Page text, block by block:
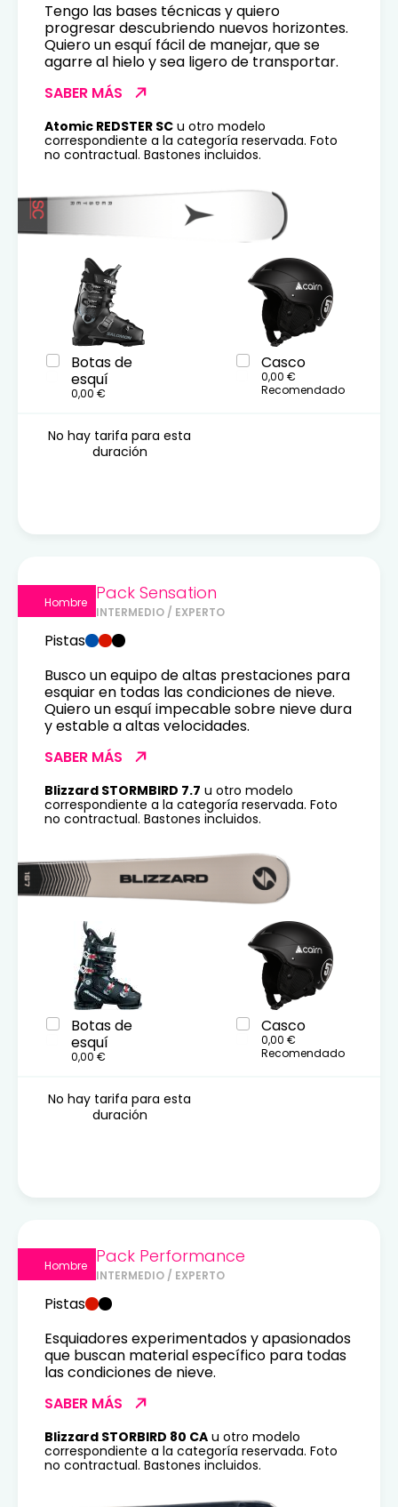
Tengo las bases técnicas y quiero
progresar descubriendo nuevos horizontes.
Quiero un esquí fácil de manejar, que se
agarre al hielo y sea ligero de transportar.
SABER MÁS
Atomic REDSTER SC u otro modelo
correspondiente a la categoría reservada. Foto
no contractual. Bastones incluidos.
Botas de
esquí
0,00 €
Casco
0,00 €
Recomendado
No hay tarifa para esta
duración
Hombre Pack Sensation
INTERMEDIO / EXPERTO
Pistas
Busco un equipo de altas prestaciones para
esquiar en todas las condiciones de nieve.
Quiero un esquí impecable sobre nieve dura
y estable a altas velocidades.
SABER MÁS
Blizzard STORMBIRD 7.7 u otro modelo
correspondiente a la categoría reservada. Foto
no contractual. Bastones incluidos.
Botas de
esquí
0,00 €
Casco
0,00 €
Recomendado
No hay tarifa para esta
duración
Hombre Pack Performance
INTERMEDIO / EXPERTO
Pistas
Esquiadores experimentados y apasionados
que buscan material específico para todas
las condiciones de nieve.
SABER MÁS
Blizzard STORBIRD 80 CA u otro modelo
correspondiente a la categoría reservada. Foto
no contractual. Bastones incluidos.